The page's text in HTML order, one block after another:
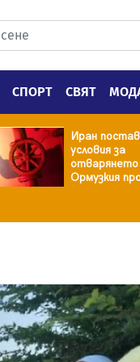
СПОРТ СВЯТ
Иран
условия за
отварянето
Ормузкия